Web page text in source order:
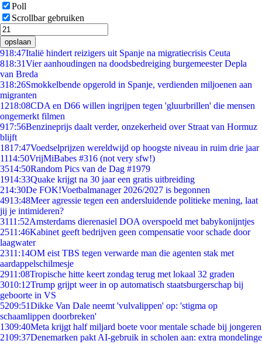
Poll
Scrollbar gebruiken
opslaan
918:47Italië hindert reizigers uit Spanje na migratiecrisis Ceuta
818:31Vier aanhoudingen na doodsbedreiging burgemeester Depla
van Breda
318:26Smokkelbende opgerold in Spanje, verdienden miljoenen aan
migranten
1218:08CDA en D66 willen ingrijpen tegen 'gluurbrillen' die mensen
ongemerkt filmen
917:56Benzineprijs daalt verder, onzekerheid over Straat van Hormuz
blijft
1817:47Voedselprijzen wereldwijd op hoogste niveau in ruim drie jaar
1114:50VrijMiBabes #316 (not very sfw!)
3514:50Random Pics van de Dag #1979
1914:33Quake krijgt na 30 jaar een gratis uitbreiding
214:30De FOK!Voetbalmanager 2026/2027 is begonnen
4913:48Meer agressie tegen een andersluidende politieke mening, laat
jij je intimideren?
3111:52Amsterdams dierenasiel DOA overspoeld met babykonijntjes
2511:46Kabinet geeft bedrijven geen compensatie voor schade door
laagwater
2311:14OM eist TBS tegen verwarde man die agenten stak met
aardappelschilmesje
2911:08Tropische hitte keert zondag terug met lokaal 32 graden
3010:12Trump grijpt weer in op automatisch staatsburgerschap bij
geboorte in VS
5209:51Dikke Van Dale neemt 'vulvalippen' op: 'stigma op
schaamlippen doorbreken'
1309:40Meta krijgt half miljard boete voor mentale schade bij jongeren
2109:37Denemarken pakt AI-gebruik in scholen aan: extra mondelinge